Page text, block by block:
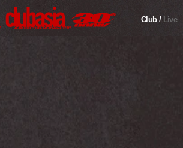
Club / Live